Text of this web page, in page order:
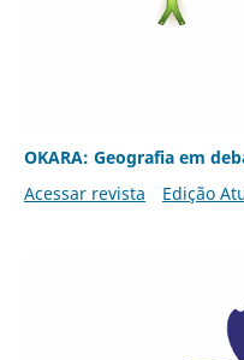
OKARA: Geografia em
Acessar revista
Edição